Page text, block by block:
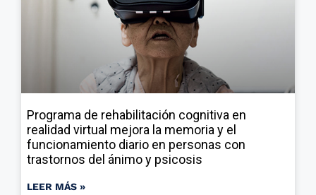
Programa de rehabilitación cognitiva en
realidad virtual mejora la memoria y el
funcionamiento diario en personas con
trastornos del ánimo y psicosis
LEER MÁS »